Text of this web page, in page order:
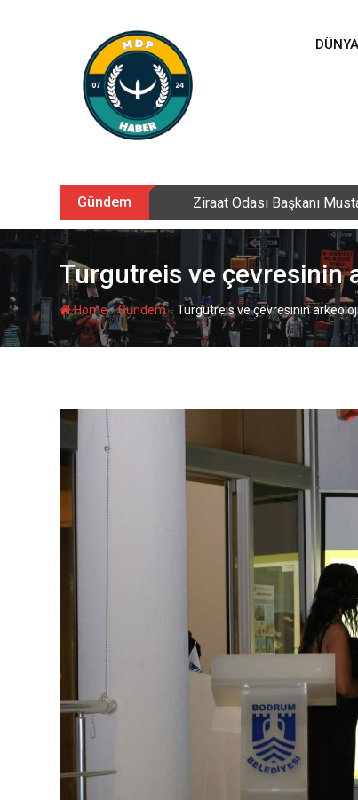
DÜNYA
Gündem Ziraat Odası Başkanı
Turgutreis ve çevresinin
Home-Gündem-Turgutreis ve çevresinin